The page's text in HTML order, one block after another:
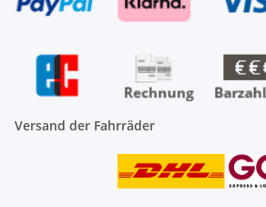
Versand der Fahrräder